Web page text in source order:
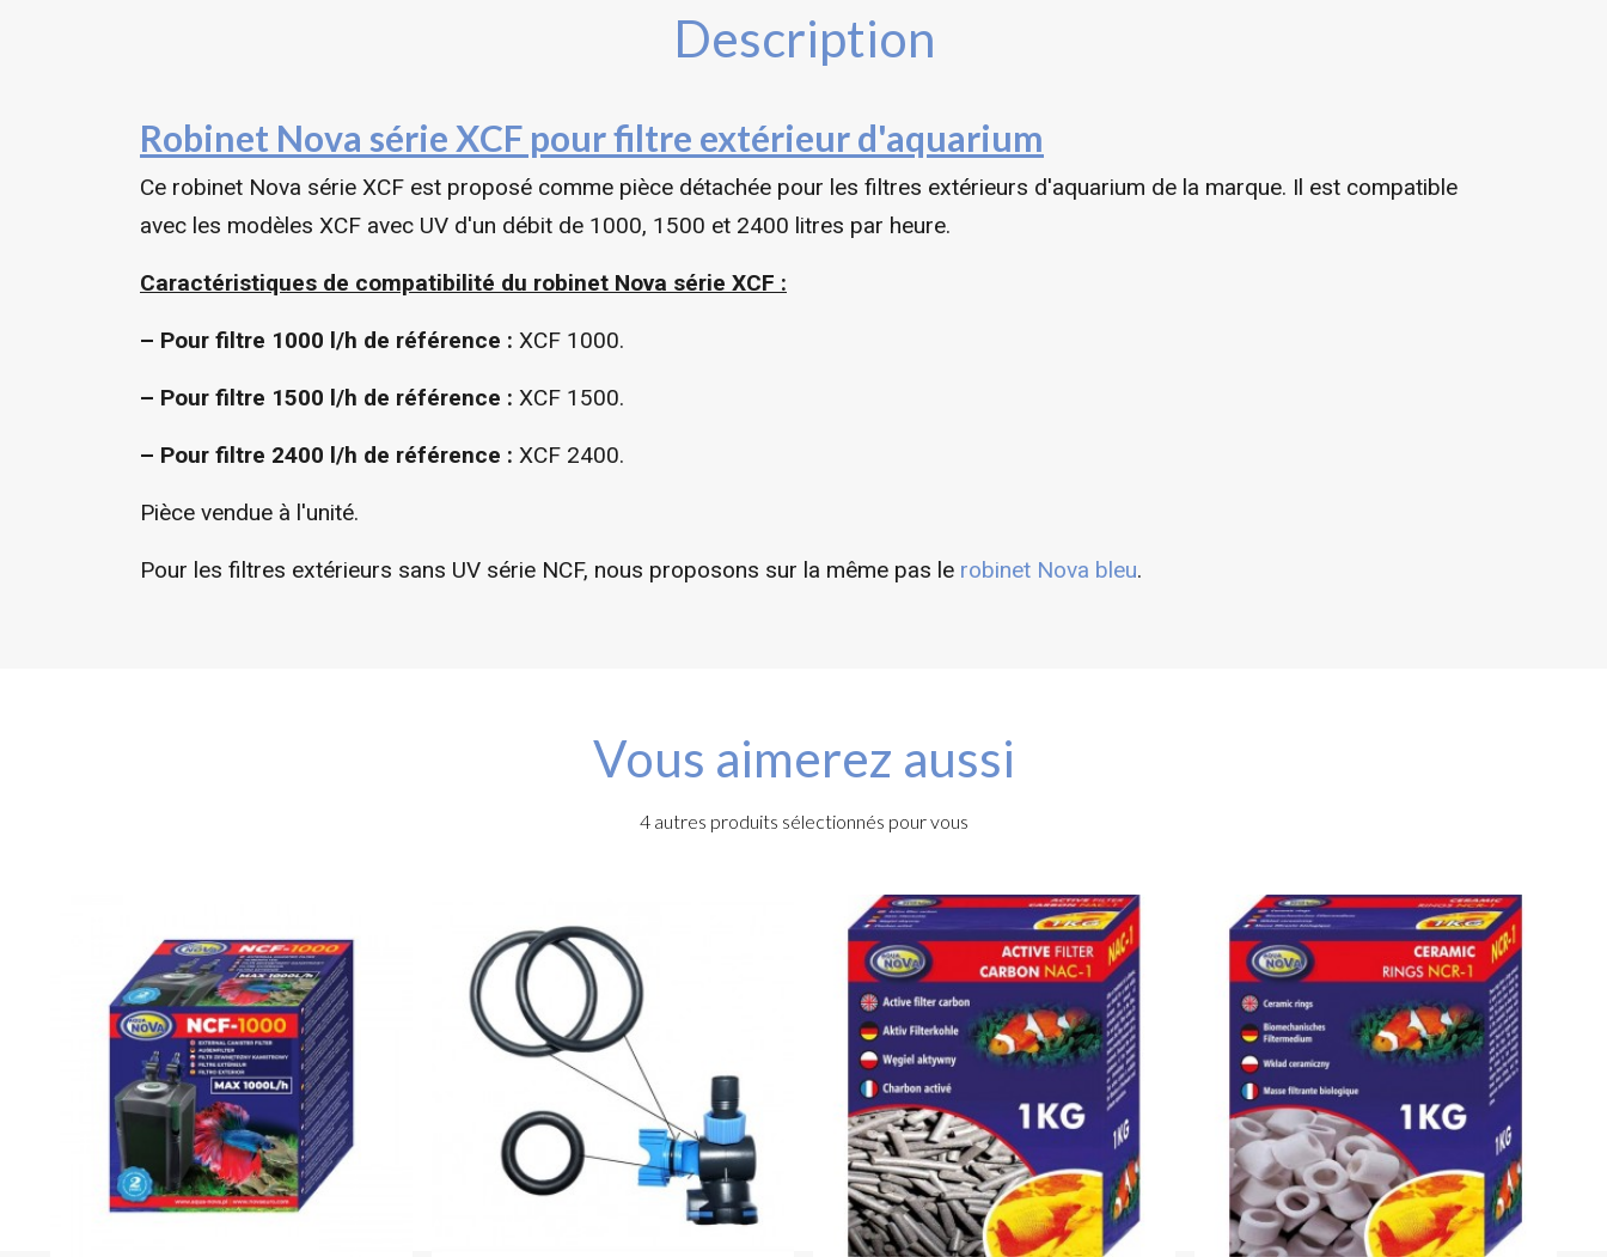
Description
Robinet Nova série XCF pour filtre extérieur d'aquarium
Ce robinet Nova série XCF est proposé comme pièce détachée pour les filtres extérieurs d'aquarium de la marque. Il est compatible
avec les modèles XCF avec UV d'un débit de 1000, 1500 et 2400 litres par heure.
Caractéristiques de compatibilité du robinet Nova série XCF :
– Pour filtre 1000 l/h de référence : XCF 1000.
– Pour filtre 1500 l/h de référence : XCF 1500.
– Pour filtre 2400 l/h de référence : XCF 2400.
Pièce vendue à l'unité.
Pour les filtres extérieurs sans UV série NCF, nous proposons sur la même pas le robinet Nova bleu.
Vous aimerez aussi
4 autres produits sélectionnés pour vous